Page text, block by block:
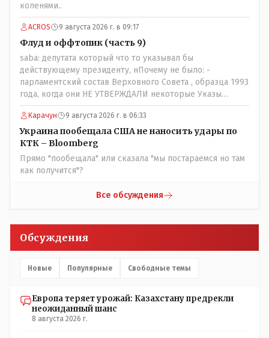
коленями..
ACROS 9 августа 2026 г. в 09:17
Флуд и оффтопик (часть 9)
saba: депутата который что то указывал бы
действующему президенту, нПочему не было: -
парламентский состав Верховного Совета , образца 1993
года, когда они НЕ УТВЕРЖДАЛИ некоторые Указы
Назарбаева, особенно в части выборов и перевыборов и
некоторых вопросах внутренней политики, и тогда
Назарбай волевым Указом РАСПУСТИЛ этот бунтарский
состав. Имя - Серикболсын Абдильдин вам знакомо -
юывший секретарь ЦК КП Казахстана , впоследствии -
депутат Верховного Совета и Мажлиса и Председатель
партии коммунстов- он в то время и после и причём
НЕОДНОКРАТНО, указывал и многократно на недостатки
Назарбая и предлагал ему самому ДОБРОВОЛЬНО уйти с
Карачун 9 августа 2026 г. в 06:33
Украина пообещала США не наносить удары по
КТК – Bloomberg
Прямо "пообещала" или сказала "мы постараемся но там
как получится"?
Все обсуждения
Обсуждения
Новые Популярные Свободные темы
Европа теряет урожай: Казахстану предрекли
неожиданный шанс
8 августа 2026 г.